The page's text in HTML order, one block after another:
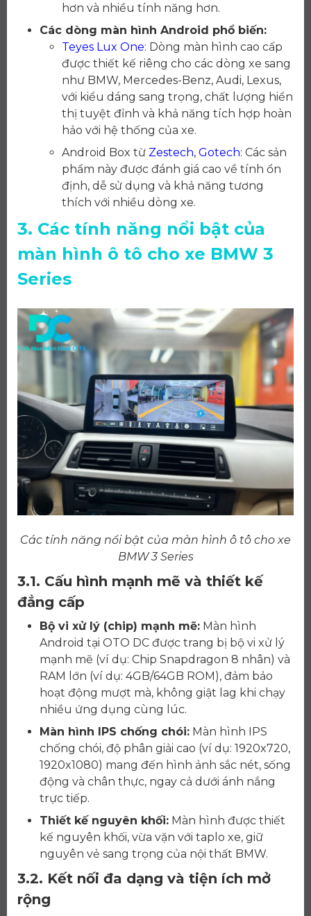
hơn và nhiều tính năng hơn.
Các dòng màn hình Android phổ biến:
Teyes Lux One: Dòng màn hình cao cấp
được thiết kế riêng cho các dòng xe sang
như BMW, Mercedes-Benz, Audi, Lexus,
với kiểu dáng sang trọng, chất lượng hiển
thị tuyệt đỉnh và khả năng tích hợp hoàn
hảo với hệ thống của xe.
Android Box từ Zestech, Gotech: Các sản
phẩm này được đánh giá cao về tính ổn
định, dễ sử dụng và khả năng tương
thích với nhiều dòng xe.
3. Các tính năng nổi bật của
màn hình ô tô cho xe BMW 3
Series
Các tính năng nổi bật của màn hình ô tô cho xe
BMW 3 Series
3.1. Cấu hình mạnh mẽ và thiết kế
đẳng cấp
Bộ vi xử lý (chip) mạnh mẽ: Màn hình
Android tại OTO DC được trang bị bộ vi xử lý
mạnh mẽ (ví dụ: Chip Snapdragon 8 nhân) và
RAM lớn (ví dụ: 4GB/64GB ROM), đảm bảo
hoạt động mượt mà, không giật lag khi chạy
nhiều ứng dụng cùng lúc.
Màn hình IPS chống chói: Màn hình IPS
chống chói, độ phân giải cao (ví dụ: 1920x720,
1920x1080) mang đến hình ảnh sắc nét, sống
động và chân thực, ngay cả dưới ánh nắng
trực tiếp.
Thiết kế nguyên khối: Màn hình được thiết
kế nguyên khối, vừa vặn với taplo xe, giữ
nguyên vẻ sang trọng của nội thất BMW.
3.2. Kết nối đa dạng và tiện ích mở
rộng